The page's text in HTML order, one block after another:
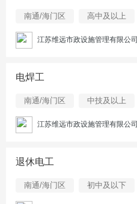
南通/海门区 高中及以上
江苏维远市政设施管理有限公司
电焊工
南通/海门区 中技及以上
江苏维远市政设施管理有限公司
退休电工
南通/海门区 初中及以下